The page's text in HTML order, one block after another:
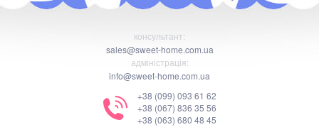
консультант:
sales@sweet-home.com.ua
адміністрація:
info@sweet-home.com.ua
+38 (099) 093 61 62
+38 (067) 836 35 56
+38 (063) 680 48 45